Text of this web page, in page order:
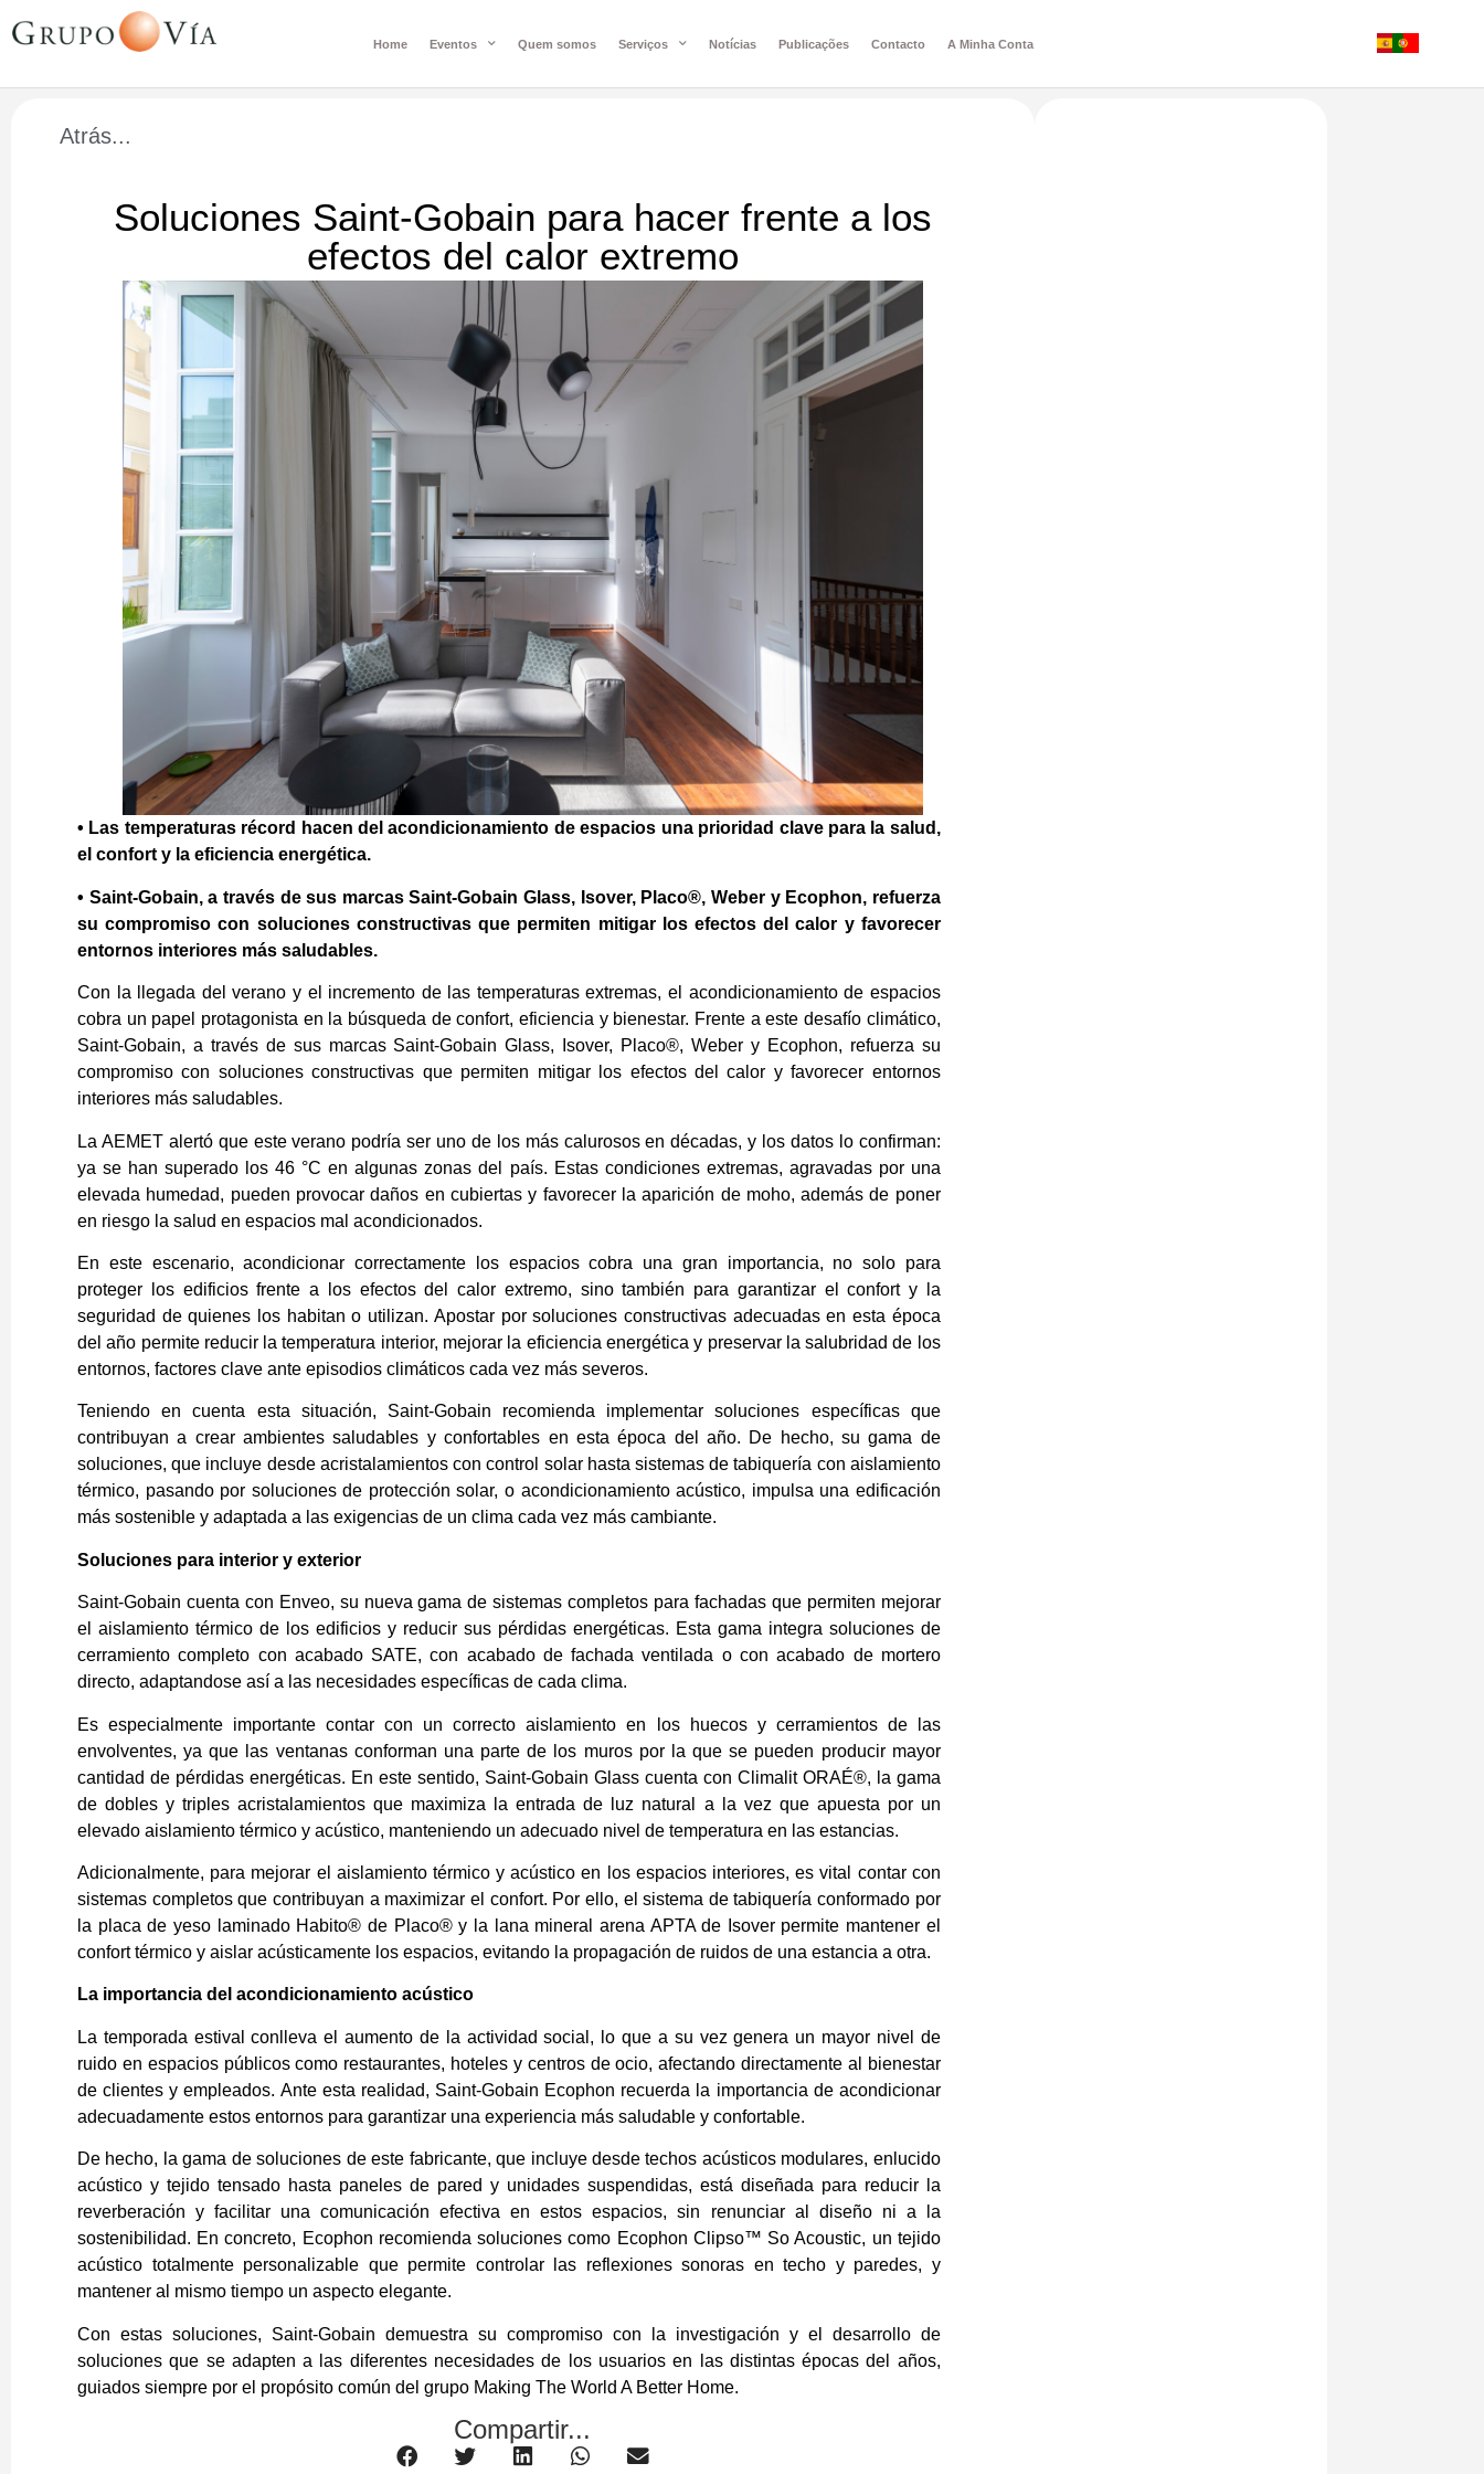
Home Eventos Quem somos Serviços Notícias Publicações Contacto A Minha Conta
Atrás...
Soluciones Saint-Gobain para hacer frente a los
efectos del calor extremo
• Las temperaturas récord hacen del acondicionamiento de espacios una prioridad clave para la salud,
el confort y la eficiencia energética.
• Saint-Gobain, a través de sus marcas Saint-Gobain Glass, Isover, Placo®, Weber y Ecophon, refuerza
su compromiso con soluciones constructivas que permiten mitigar los efectos del calor y favorecer
entornos interiores más saludables.
Con la llegada del verano y el incremento de las temperaturas extremas, el acondicionamiento de espacios
cobra un papel protagonista en la búsqueda de confort, eficiencia y bienestar. Frente a este desafío climático,
Saint-Gobain, a través de sus marcas Saint-Gobain Glass, Isover, Placo®, Weber y Ecophon, refuerza su
compromiso con soluciones constructivas que permiten mitigar los efectos del calor y favorecer entornos
interiores más saludables.
La AEMET alertó que este verano podría ser uno de los más calurosos en décadas, y los datos lo confirman:
ya se han superado los 46 °C en algunas zonas del país. Estas condiciones extremas, agravadas por una
elevada humedad, pueden provocar daños en cubiertas y favorecer la aparición de moho, además de poner
en riesgo la salud en espacios mal acondicionados.
En este escenario, acondicionar correctamente los espacios cobra una gran importancia, no solo para
proteger los edificios frente a los efectos del calor extremo, sino también para garantizar el confort y la
seguridad de quienes los habitan o utilizan. Apostar por soluciones constructivas adecuadas en esta época
del año permite reducir la temperatura interior, mejorar la eficiencia energética y preservar la salubridad de los
entornos, factores clave ante episodios climáticos cada vez más severos.
Teniendo en cuenta esta situación, Saint-Gobain recomienda implementar soluciones específicas que
contribuyan a crear ambientes saludables y confortables en esta época del año. De hecho, su gama de
soluciones, que incluye desde acristalamientos con control solar hasta sistemas de tabiquería con aislamiento
térmico, pasando por soluciones de protección solar, o acondicionamiento acústico, impulsa una edificación
más sostenible y adaptada a las exigencias de un clima cada vez más cambiante.
Soluciones para interior y exterior
Saint-Gobain cuenta con Enveo, su nueva gama de sistemas completos para fachadas que permiten mejorar
el aislamiento térmico de los edificios y reducir sus pérdidas energéticas. Esta gama integra soluciones de
cerramiento completo con acabado SATE, con acabado de fachada ventilada o con acabado de mortero
directo, adaptandose así a las necesidades específicas de cada clima.
Es especialmente importante contar con un correcto aislamiento en los huecos y cerramientos de las
envolventes, ya que las ventanas conforman una parte de los muros por la que se pueden producir mayor
cantidad de pérdidas energéticas. En este sentido, Saint-Gobain Glass cuenta con Climalit ORAÉ®, la gama
de dobles y triples acristalamientos que maximiza la entrada de luz natural a la vez que apuesta por un
elevado aislamiento térmico y acústico, manteniendo un adecuado nivel de temperatura en las estancias.
Adicionalmente, para mejorar el aislamiento térmico y acústico en los espacios interiores, es vital contar con
sistemas completos que contribuyan a maximizar el confort. Por ello, el sistema de tabiquería conformado por
la placa de yeso laminado Habito® de Placo® y la lana mineral arena APTA de Isover permite mantener el
confort térmico y aislar acústicamente los espacios, evitando la propagación de ruidos de una estancia a otra.
La importancia del acondicionamiento acústico
La temporada estival conlleva el aumento de la actividad social, lo que a su vez genera un mayor nivel de
ruido en espacios públicos como restaurantes, hoteles y centros de ocio, afectando directamente al bienestar
de clientes y empleados. Ante esta realidad, Saint-Gobain Ecophon recuerda la importancia de acondicionar
adecuadamente estos entornos para garantizar una experiencia más saludable y confortable.
De hecho, la gama de soluciones de este fabricante, que incluye desde techos acústicos modulares, enlucido
acústico y tejido tensado hasta paneles de pared y unidades suspendidas, está diseñada para reducir la
reverberación y facilitar una comunicación efectiva en estos espacios, sin renunciar al diseño ni a la
sostenibilidad. En concreto, Ecophon recomienda soluciones como Ecophon Clipso™ So Acoustic, un tejido
acústico totalmente personalizable que permite controlar las reflexiones sonoras en techo y paredes, y
mantener al mismo tiempo un aspecto elegante.
Con estas soluciones, Saint-Gobain demuestra su compromiso con la investigación y el desarrollo de
soluciones que se adapten a las diferentes necesidades de los usuarios en las distintas épocas del años,
guiados siempre por el propósito común del grupo Making The World A Better Home.
Compartir...